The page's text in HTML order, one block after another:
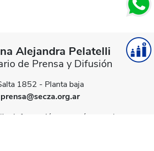
Alejandra Pelatelli
de Prensa y Difusión
1852 - Planta baja
prensa@secza.org.ar
información comuníquese al